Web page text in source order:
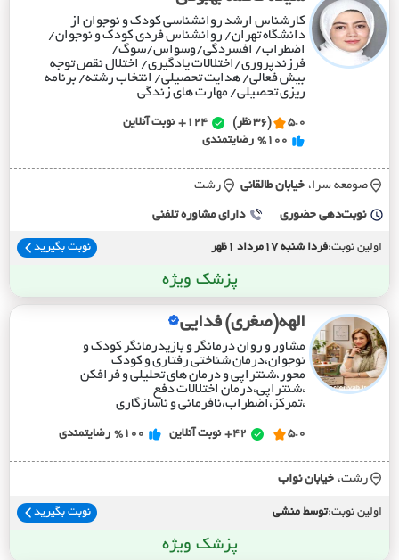
کارشناس ارشد روانشناسی کودک و نوجوان از
دانشگاه تهران/ روانشناس فردی کودک و نوجوان/
اضطراب/ افسردگی/وسواس/سوگ/
فرزندپروری/اختلالات یادگیری/ اختلال نقص توجه
بیش فعالی/ هدایت تحصیلی/ انتخاب رشته/ برنامه
ریزی تحصیلی/ مهارت های زندگی
5.0 (36 نظر) 124+
نوبت آنلاین
%100 رضایتمندی
صومعه سرا، خيابان طالقاني رشت
نوبت‌دهی حضوری دارای مشاوره تلفنی
اولین نوبت:فردا شنبه 17مرداد 1ظهر نوبت بگیرید
پزشک ویژه
الهه(صغری) فدایی
مشاور و روان درمانگر و بازیدرمانگر کودک و
نوجوان،درمان شناختی رفتاری و کودک
محور،شنتراپی و درمان های تحلیلی و فرافکن
،شنتراپی،درمان اختلالات دفع
،تمرکز،اضطراب،نافرمانی و ناسازگاری
5.0
42+ نوبت آنلاین %100 رضایتمندی
رشت، خيابان نواب
اولین نوبت:توسط منشی نوبت بگیرید
پزشک ویژه